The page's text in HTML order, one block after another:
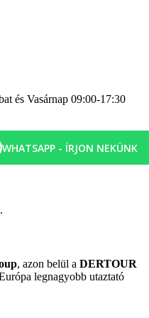
a szálloda kategóriájától
árában, azt a vendégnek
kell megfizetnie. A felsorolt
körét és minőségét
bevezetett higiéniai vagy
és Vasárnap 09:00-17:30
WHATSAPP - ÍRJON NEKÜNK
, azon belül a DERTOUR
legnagyobb utaztató